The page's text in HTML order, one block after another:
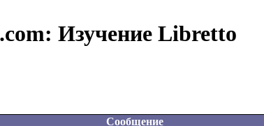
Изучение Libretto
Сообщение